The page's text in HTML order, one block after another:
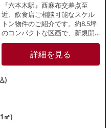
『六本木駅』西麻布交差点至
近、飲食店ご相談可能なスケル
トン物件のご紹介です。約8.5坪
のコンパクトな区画で、新規開
業や少人数での営業をご検討の
方にも適しています。乃木坂
駅・広尾駅も利用可能な立地
様な来街者が行き交う西麻布エ
詳細を見る
)
㎡)